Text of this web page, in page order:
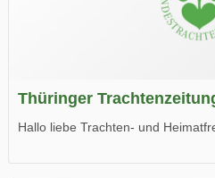
Thüringer
Hallo liebe Trachten- und